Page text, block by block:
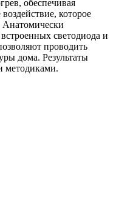
обеспечивая
которое
Анатомически
светодиода и
проводить
дома. Результаты
методиками.